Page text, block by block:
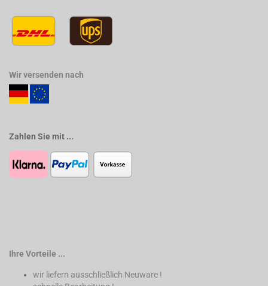
Wir versenden nach
Zahlen Sie mit ...
Ihre Vorteile ...
wir liefern ausschließlich Neuware !